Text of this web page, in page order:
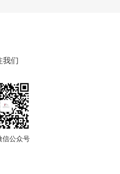
我们
信公众号